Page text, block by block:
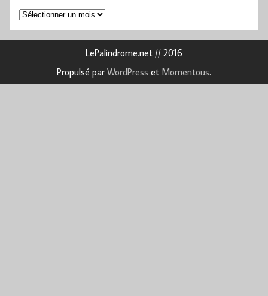
Archives
LePalindrome.net // 2016
Propulsé par WordPress et Momentous.